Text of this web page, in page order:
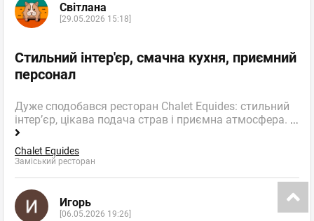
Світлана
[29.05.2026 15:18]
Стильний інтер'єр, смачна кухня, приємний
персонал
Дуже сподобався ресторан Chalet Equides: стильний
інтер’єр, цікава подача страв і приємна атмосфера. ...
Chalet Equides
Заміський ресторан
Игорь
[06.05.2026 19:26]